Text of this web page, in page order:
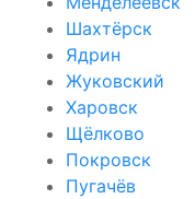
Шахтёрск
Ядрин
Жуковский
Харовск
Щёлково
Покровск
Пугачёв